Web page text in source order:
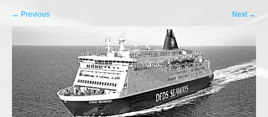
← Previous Next →